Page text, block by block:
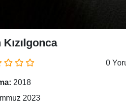
0
2018
2023